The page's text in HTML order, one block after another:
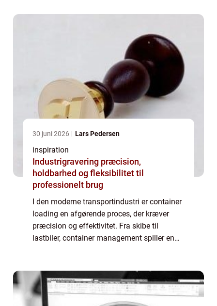
30 juni 2026 Lars Pedersen
inspiration
Industrigravering præcision,
holdbarhed og fleksibilitet til
professionelt brug
I den moderne transportindustri er container
loading en afgørende proces, der kræver
præcision og effektivitet. Fra skibe til
lastbiler, container management spiller en